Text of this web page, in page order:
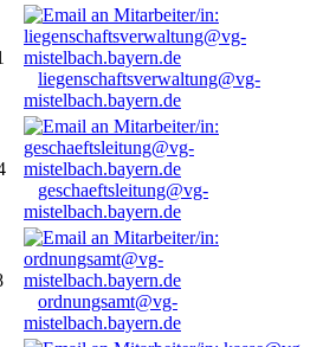
liegenschaftsverwaltung@vg-
mistelbach.bayern.de
geschaeftsleitung@vg-
mistelbach.bayern.de
ordnungsamt@vg-
mistelbach.bayern.de